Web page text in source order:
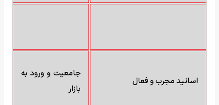
اساتید مجرب و فعال
جامعیت و ورود به
بازار